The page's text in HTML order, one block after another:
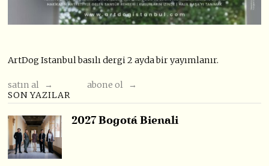
ArtDog Istanbul basılı dergi 2 ayda bir yayımlanır.
satın al →
abone ol →
SON YAZILAR
2027 Bogotá Bienali